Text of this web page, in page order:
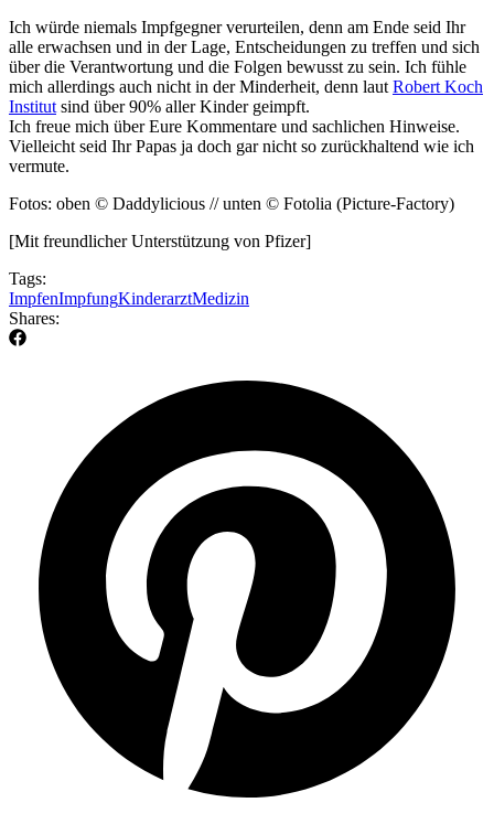
Ich würde niemals Impfgegner verurteilen, denn am Ende seid Ihr
alle erwachsen und in der Lage, Entscheidungen zu treffen und sich
über die Verantwortung und die Folgen bewusst zu sein. Ich fühle
mich allerdings auch nicht in der Minderheit, denn laut Robert Koch
Institut sind über 90% aller Kinder geimpft.
Ich freue mich über Eure Kommentare und sachlichen Hinweise.
Vielleicht seid Ihr Papas ja doch gar nicht so zurückhaltend wie ich
vermute.
Fotos: oben © Daddylicious // unten © Fotolia (Picture-Factory)
[Mit freundlicher Unterstützung von Pfizer]
Tags:
ImpfenImpfungKinderarztMedizin
Shares: